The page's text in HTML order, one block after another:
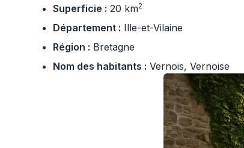
Superficie : 20 km2
Département : Ille-et-Vilaine
Région : Bretagne
Nom des habitants : Vernois, Vernoise